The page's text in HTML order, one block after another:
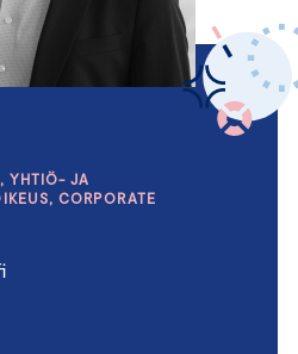
YHTIÖ- JA
CORPORATE